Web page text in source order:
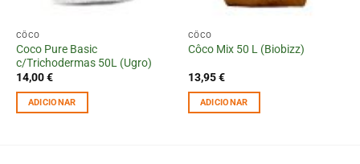
CÔCO
Coco Pure Basic
c/Trichodermas 50L (Ugro)
14,00€
ADICIONAR
CÔCO
Côco Mix 50 L (Biobizz)
13,95€
ADICIONAR